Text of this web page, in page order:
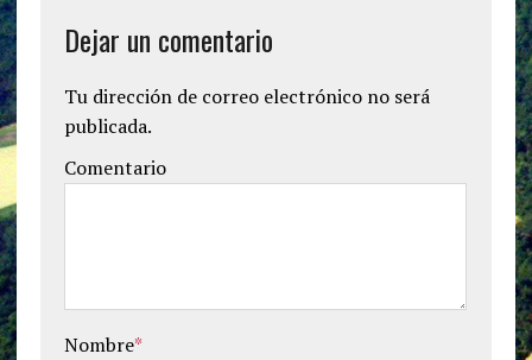
Dejar un comentario
Tu dirección de correo electrónico no será
publicada.
Comentario
Nombre*